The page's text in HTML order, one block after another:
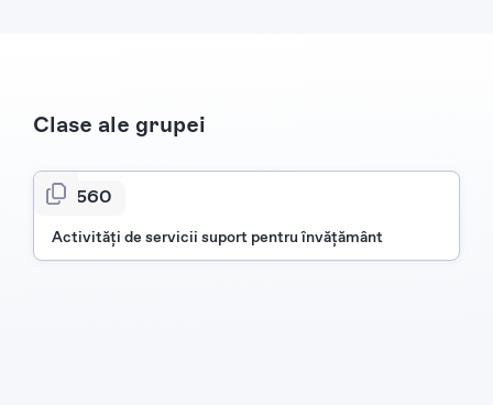
Clase ale grupei
8560
Activităţi de servicii suport pentru învăţământ